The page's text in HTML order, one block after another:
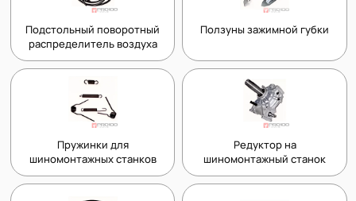
Подстольный поворотный
распределитель воздуха
Ползуны зажимной губки
Пружинки для
шиномонтажных станков
Редуктор на
шиномонтажный станок